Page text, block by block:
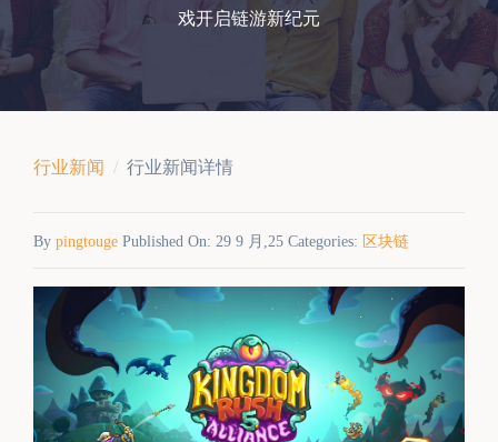
戏开启链游新纪元
行业新闻 行业新闻详情
By pingtouge Published On: 29 9 月,25 Categories: 区块链